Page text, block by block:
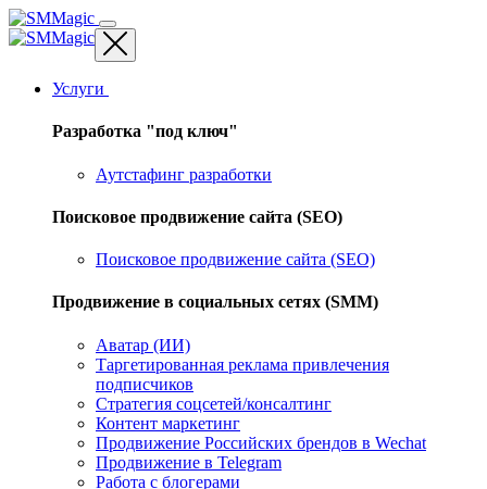
Услуги
Разработка "под ключ"
Аутстафинг разработки
Поисковое продвижение сайта (SEO)
Поисковое продвижение сайта (SEO)
Продвижение в социальных сетях (SMM)
Аватар (ИИ)
Таргетированная реклама привлечения
подписчиков
Стратегия соцсетей/консалтинг
Контент маркетинг
Продвижение Российских брендов в Wechat
Продвижение в Telegram
Работа с блогерами